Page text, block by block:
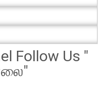
Follow Us "